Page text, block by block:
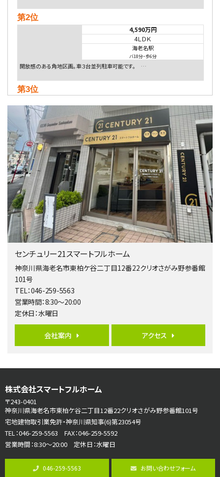
第2位
4,590万円
4ＬＤＫ
海老名駅
バ18分・歩6分
開放感のある角地区画。車３台並列駐車可能です。 …
第3位
4ＬＤＫ
相模大野駅
バ9分・歩4分
２０１５年６月築、積水ハウス施工住宅です。 南東…
第4位
4,080万円
4ＬＤＫ
淵野辺駅
歩17分
南側道路に面しており日当たり良好。 キッチンから…
第5位
3,680万円
バ19分・ 歩8分
開放感があり日当たり良好な南西・北西角地区画。 …
第6位
4ＳＬＤＫ
海老名駅
さがみ野駅
歩17分
ご家族が集まるLDKは１７．５帖とゆとりある広さ…
第8位
3,990万円
4ＬＤＫ
センチュリー21スマートフルホーム
神奈川県海老名市東柏ケ谷二丁目12番22クリオさがみ野参番館
101号
TEL：046-259-5563
営業時間：8:30～20:00
定休日：水曜日
会社案内 アクセス
株式会社スマートフルホーム
〒243-0401
神奈川県海老名市東柏ケ谷二丁目12番22クリオさがみ野参番館101号
宅地建物取引業免許・神奈川県知事(6)第23054号
TEL：046-259-5563 FAX：046-259-5592
営業時間：8:30～20:00 定休日：水曜日
046-259-5563 お問い合わせフォーム